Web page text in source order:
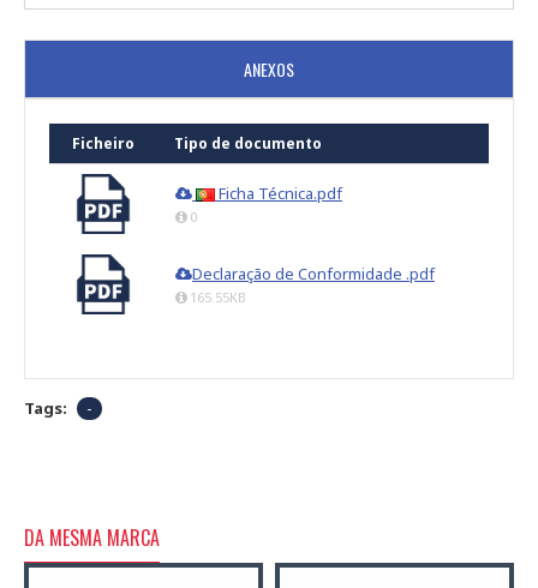
ANEXOS
Ficheiro Tipo de documento
Ficha Técnica.pdf
0
Declaração de Conformidade .pdf
165.55KB
Tags: -
DA MESMA MARCA